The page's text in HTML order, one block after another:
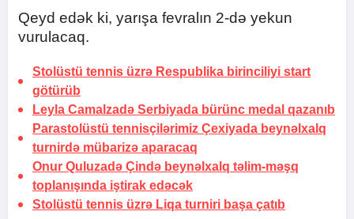
Qeyd edək ki, yarışa fevralın 2-də yekun
vurulacaq.
Stolüstü tennis üzrə Respublika birinciliyi start
götürüb
Leyla Camalzadə Serbiyada bürünc medal qazanıb
Parastolüstü tennisçilərimiz Çexiyada beynəlxalq
turnirdə mübarizə aparacaq
Onur Quluzadə Çində beynəlxalq təlim-məşq
toplanışında iştirak edəcək
Stolüstü tennis üzrə Liqa turniri başa çatıb